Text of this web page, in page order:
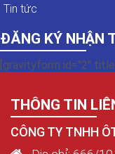
Tin tức
ĐĂNG KÝ NHẬN
[gravityform id="2"
THÔNG TIN
CÔNG TY TNHH